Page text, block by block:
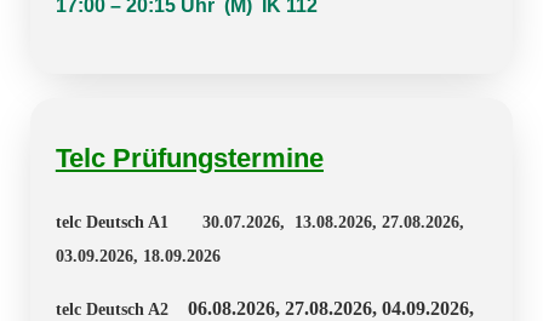
17:00 – 20:15 Uhr (M) IK 112
Telc Prüfungstermine
telc Deutsch A1 30.07.2026, 13.08.2026, 27.08.2026,
03.09.2026, 18.09.2026
telc Deutsch A2 06.08.2026, 27.08.2026, 04.09.2026,